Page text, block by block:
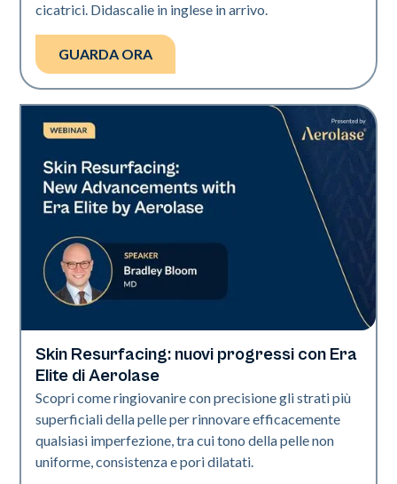
cicatrici. Didascalie in inglese in arrivo.
GUARDA ORA
Era Elite
Skin Resurfacing: nuovi progressi con Era
Elite di Aerolase
Scopri come ringiovanire con precisione gli strati più
superficiali della pelle per rinnovare efficacemente
qualsiasi imperfezione, tra cui tono della pelle non
uniforme, consistenza e pori dilatati.